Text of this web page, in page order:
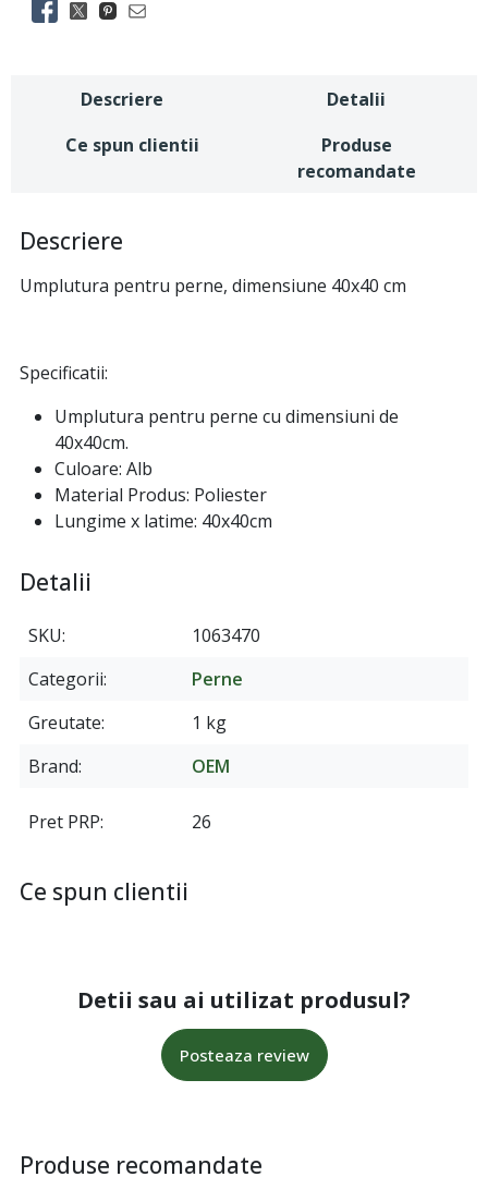
Descriere
Detalii
Ce spun clientii
Produse
recomandate
Descriere
Umplutura pentru perne, dimensiune 40x40 cm
Specificatii:
Umplutura pentru perne cu dimensiuni de
40x40cm.
Culoare: Alb
Material Produs: Poliester
Lungime x latime: 40x40cm
Detalii
SKU
1063470
Categorii
Perne
Greutate
1 kg
Brand
OEM
Pret PRP 26
Ce spun clientii
Detii sau ai utilizat produsul?
Posteaza review
Produse recomandate